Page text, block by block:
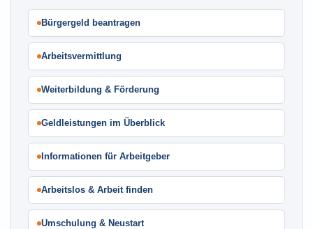
Bürgergeld beantragen
Arbeitsvermittlung
Weiterbildung & Förderung
Geldleistungen im Überblick
Informationen für Arbeitgeber
Arbeitslos & Arbeit finden
Umschulung & Neustart